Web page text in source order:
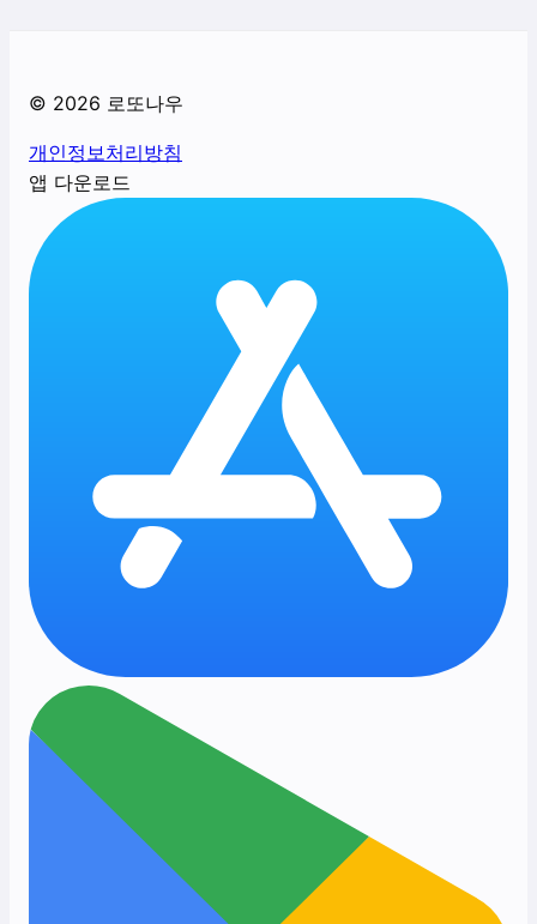
© 2026 로또나우
개인정보처리방침
앱 다운로드